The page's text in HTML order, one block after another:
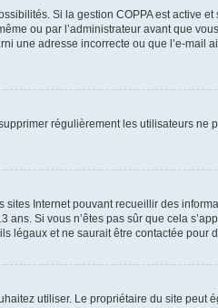
Si la gestion COPPA est active
ou par l’administrateur avant que
une adresse incorrecte ou que l’e-
régulièrement les utilisateurs
Internet pouvant recueillir des
Si vous n’êtes pas sûr que cela
et ne saurait être contactée
utiliser. Le propriétaire du site